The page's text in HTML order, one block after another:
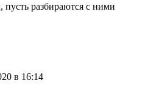
разбираются с ними
в 16:14